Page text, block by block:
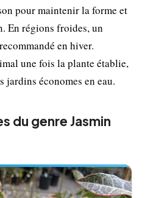
pour maintenir la forme et
En régions froides, un
en hiver.
une fois la plante établie,
jardins économes en eau.
du genre Jasmin